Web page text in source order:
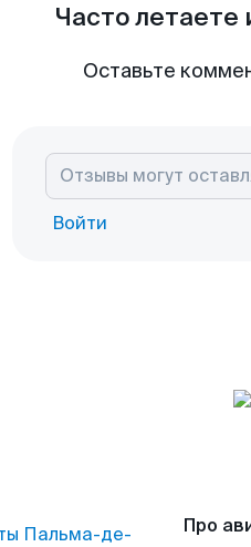
Часто летаете
Оставьте
Войти
Пальма-де-
Про